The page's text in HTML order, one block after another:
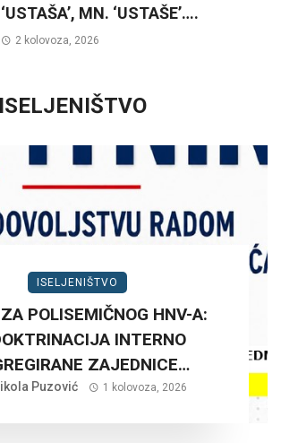
‘USTAŠA’, MN. ‘USTAŠE’….
2 kolovoza, 2026
ISELJENIŠTVO
ISELJENIŠTVO
POLISEMIČNOG HNV-A:
INTERNO
ZAJEDNICE…
Puzović 1 kolovoza, 2026